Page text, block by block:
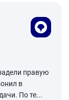
правую
в
По те...